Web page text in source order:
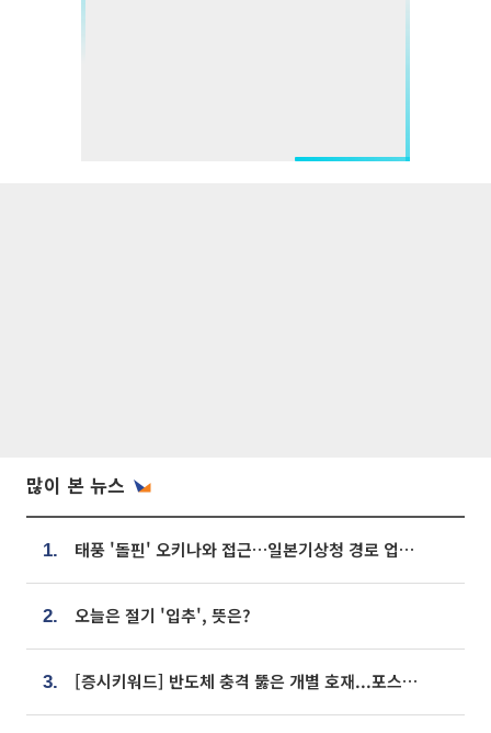
많이 본 뉴스
1. 태풍 '돌핀' 오키나와 접근…일본기상청 경로 업데이트
2. 오늘은 절기 '입추', 뜻은?
3. [증시키워드] 반도체 충격 뚫은 개별 호재...포스코퓨처엠·에코프로·한화솔루션 '눈길'